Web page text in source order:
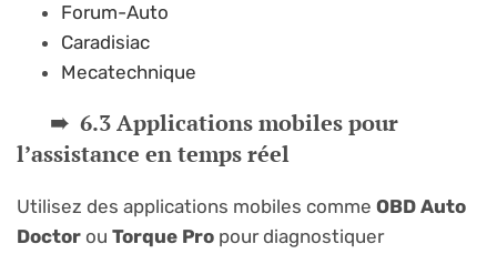
Forum-Auto
Caradisiac
Mecatechnique
6.3 Applications mobiles pour
l’assistance en temps réel
Utilisez des applications mobiles comme OBD Auto
Doctor ou Torque Pro pour diagnostiquer